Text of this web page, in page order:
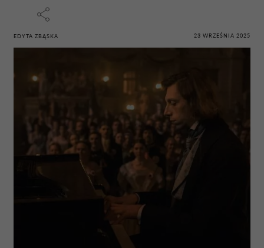
EDYTA ZBĄSKA 23 WRZEŚNIA 2025